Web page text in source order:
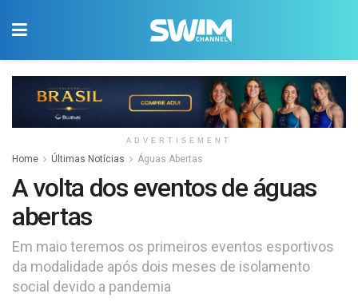
ADVERTISEMENT
Home Últimas Notícias Águas Abertas
A volta dos eventos de águas
abertas
Em maio teremos os primeiros eventos esportivos
da modalidade após dois meses de isolamento
social devido a pandemia